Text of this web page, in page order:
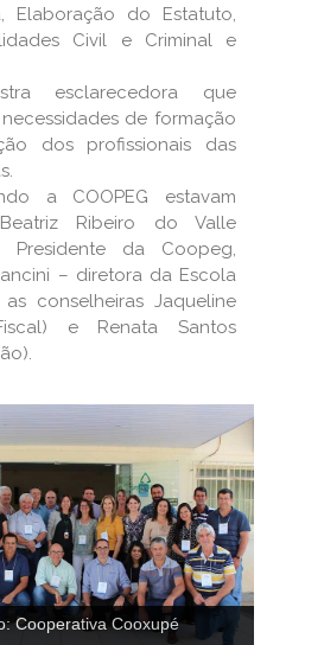
Elaboração do Estatuto,
Civil e Criminal e
esclarecedora que
de formação
dos profissionais das
a COOPEG estavam
Ribeiro do Valle
Presidente da Coopeg,
– diretora da Escola
conselheiras Jaqueline
e Renata Santos
Cooperativa Cooxupé